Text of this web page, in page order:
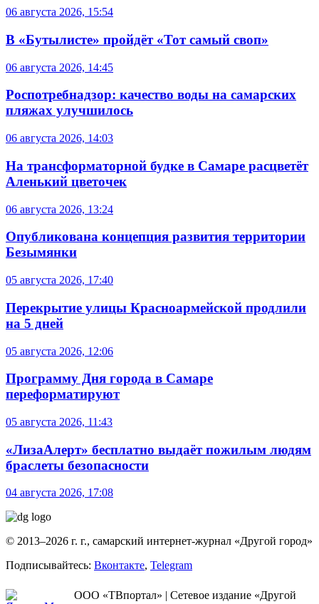
06 августа 2026, 15:54
В «Бутылисте» пройдёт «Тот самый своп»
06 августа 2026, 14:45
Роспотребнадзор: качество воды на самарских
пляжах улучшилось
06 августа 2026, 14:03
На трансформаторной будке в Самаре расцветёт
Аленький цветочек
06 августа 2026, 13:24
Опубликована концепция развития территории
Безымянки
05 августа 2026, 17:40
Перекрытие улицы Красноармейской продлили
на 5 дней
05 августа 2026, 12:06
Программу Дня города в Самаре
переформатируют
05 августа 2026, 11:43
«ЛизаАлерт» бесплатно выдаёт пожилым людям
браслеты безопасности
04 августа 2026, 17:08
© 2013–2026 г. г., самарский интернет-журнал «Другой город»
Подписывайтесь: Вконтакте, Telegram
ООО «ТВпортал» | Сетевое издание «Другой